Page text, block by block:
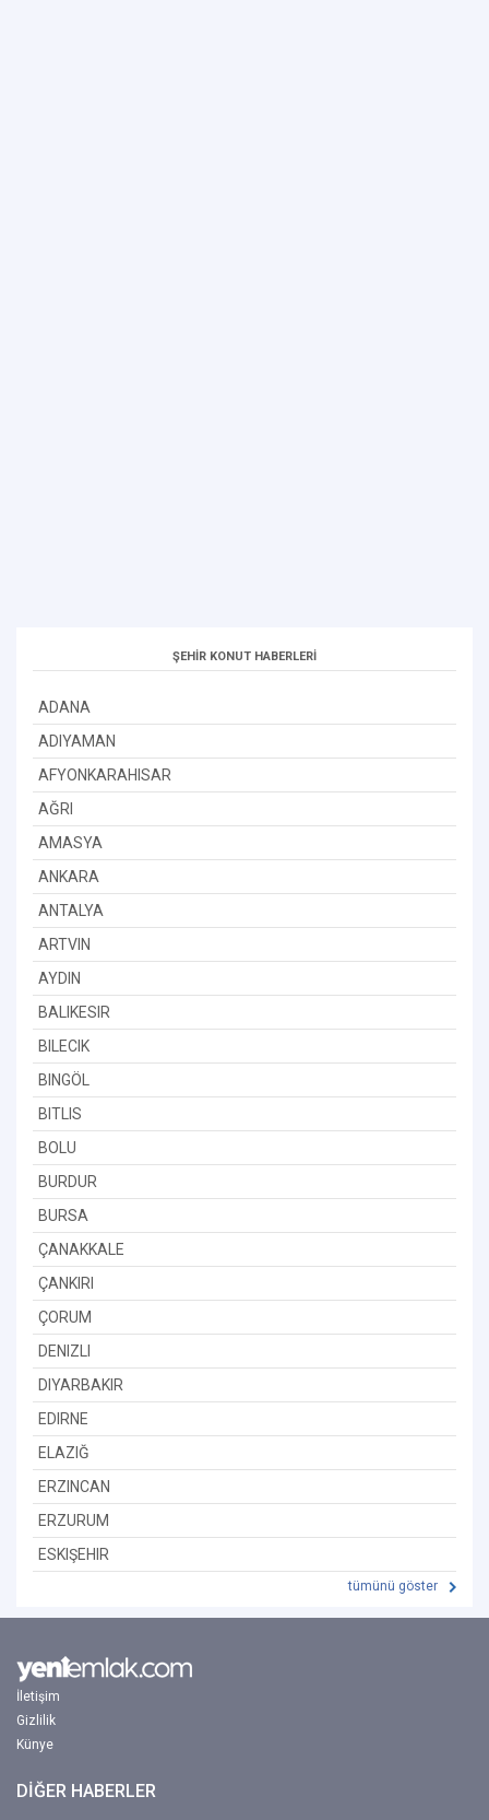
ŞEHİR KONUT HABERLERİ
ADANA
ADIYAMAN
AFYONKARAHISAR
AĞRI
AMASYA
ANKARA
ANTALYA
ARTVIN
AYDIN
BALIKESIR
BILECIK
BINGÖL
BITLIS
BOLU
BURDUR
BURSA
ÇANAKKALE
ÇANKIRI
ÇORUM
DENIZLI
DIYARBAKIR
EDIRNE
ELAZIĞ
ERZINCAN
ERZURUM
ESKIŞEHIR
tümünü göster
İletişim
Gizlilik
Künye
DİĞER HABERLER